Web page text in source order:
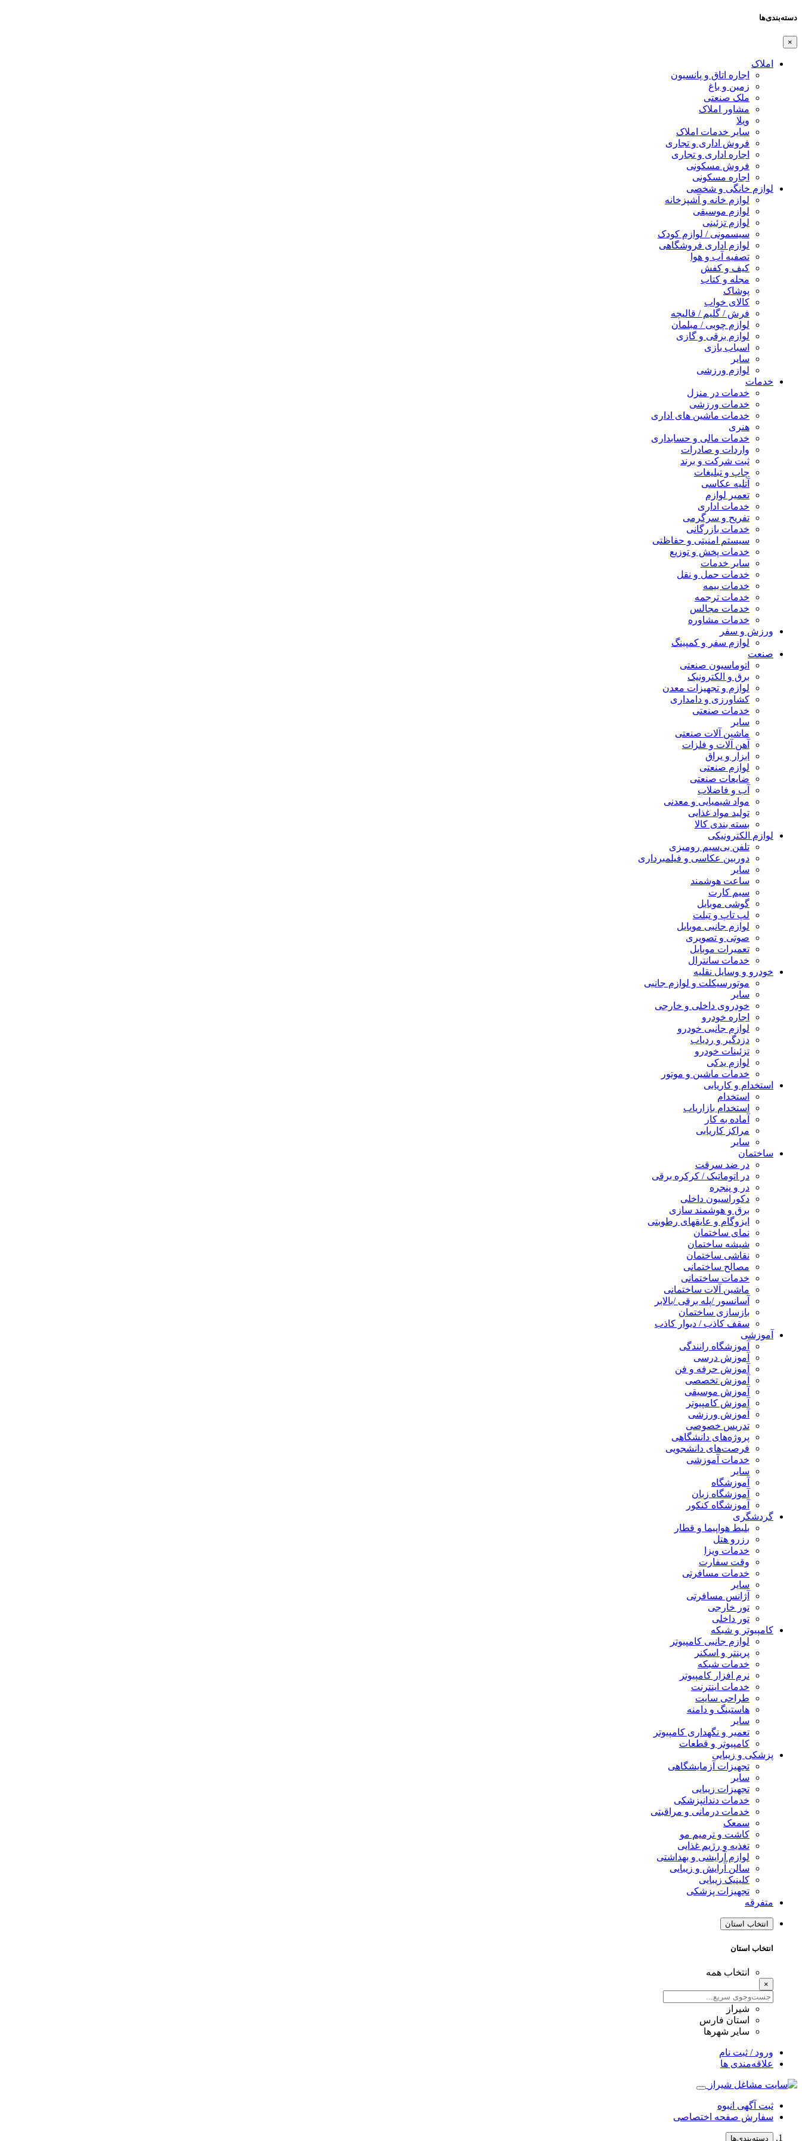
دسته‌بندی‌ها
×
املاک
اجاره اتاق و پانسیون
زمین و باغ
ملک صنعتی
مشاور املاک
ویلا
سایر خدمات املاک
فروش اداری و تجاری
اجاره اداری و تجاری
فروش مسکونی
اجاره مسکونی
لوازم خانگی و شخصی
لوازم خانه و آشپزخانه
لوازم موسیقی
لوازم تزئینی
سیسمونی / لوازم کودک
لوازم اداری فروشگاهی
تصفیه آب و هوا
کیف و کفش
مجله و کتاب
پوشاک
کالای خواب
فرش / گلیم / قالیچه
لوازم چوبی / مبلمان
لوازم برقی و گازی
اسباب بازی
سایر
لوازم ورزشی
خدمات
خدمات در منزل
خدمات ورزشی
خدمات ماشین های اداری
هنری
خدمات مالی و حسابداری
واردات و صادرات
ثبت شرکت و برند
چاپ و تبلیغات
آتلیه عکاسی
تعمیر لوازم
خدمات اداری
تفریح و سرگرمی
خدمات بازرگانی
سیستم امنیتی و حفاظتی
خدمات پخش و توزیع
سایر خدمات
خدمات حمل و نقل
خدمات بیمه
خدمات ترجمه
خدمات مجالس
خدمات مشاوره
ورزش و سفر
لوازم سفر و کمپینگ
صنعت
اتوماسیون صنعتی
برق و الکترونیک
لوازم و تجهیزات معدن
کشاورزی و دامداری
خدمات صنعتی
سایر
ماشین آلات صنعتی
آهن آلات و فلزات
ابزار و یراق
لوازم صنعتی
ضایعات صنعتی
آب و فاضلاب
مواد شیمیایی و معدنی
تولید مواد غذایی
بسته بندی کالا
لوازم الکترونیکی
تلفن بی‌سیم رومیزی
دوربین عکاسی و فیلمبرداری
سایر
ساعت هوشمند
سیم کارت
گوشی موبایل
لپ تاپ و تبلت
لوازم جانبی موبایل
صوتی و تصویری
تعمیرات موبایل
خدمات سانترال
خودرو و وسایل نقلیه
موتورسیکلت و لوازم جانبی
سایر
خودروی داخلی و خارجی
اجاره خودرو
لوازم جانبی خودرو
دزدگیر و ردیاب
تزئینات خودرو
لوازم یدکی
خدمات ماشین و موتور
استخدام و کاریابی
استخدام
استخدام بازاریاب
آماده به کار
مراکز کاریابی
سایر
ساختمان
در ضد سرقت
در اتوماتیک / کرکره برقی
در و پنجره
دکوراسیون داخلی
برق و هوشمند سازی
ایزوگام و عایقهای رطوبتی
نمای ساختمان
شیشه ساختمان
نقاشی ساختمان
مصالح ساختمانی
خدمات ساختمانی
ماشین آلات ساختمانی
آسانسور /پله برقی /بالابر
بازسازی ساختمان
سقف کاذب / دیوار کاذب
آموزشی
آموزشگاه رانندگی
آموزش درسی
آموزش حرفه و فن
آموزش تخصصی
آموزش موسیقی
آموزش کامپیوتر
آموزش ورزشی
تدریس خصوصی
پروژه‌های دانشگاهی
فرصت‌های دانشجویی
خدمات آموزشی
سایر
آموزشگاه
آموزشگاه زبان
آموزشگاه کنکور
گردشگری
بلیط هواپیما و قطار
رزرو هتل
خدمات ویزا
وقت سفارت
خدمات مسافرتی
سایر
آژانس مسافرتی
تور خارجی
تور داخلی
کامپیوتر و شبکه
لوازم جانبی کامپیوتر
پرینتر و اسکنر
خدمات شبکه
نرم افزار کامپیوتر
خدمات اینترنت
طراحی سایت
هاستینگ و دامنه
سایر
تعمیر و نگهداری کامپیوتر
کامپیوتر و قطعات
پزشکی و زیبایی
تجهیزات آزمایشگاهی
سایر
تجهیزات زیبایی
خدمات دندانپزشکی
خدمات درمانی و مراقبتی
سمعک
کاشت و ترمیم مو
تغذیه و رژیم غذایی
لوازم آرایشی و بهداشتی
سالن آرایش و زیبایی
کلینیک زیبایی
تجهیزات پزشکی
متفرقه
انتخاب استان
انتخاب استان
انتخاب همه
×
شیراز
استان فارس
سایر شهرها
ورود / ثبت نام
علاقه‌مندی ها
ثبت آگهی انبوه
سفارش صفحه اختصاصی
دسته‌بندی‌ها